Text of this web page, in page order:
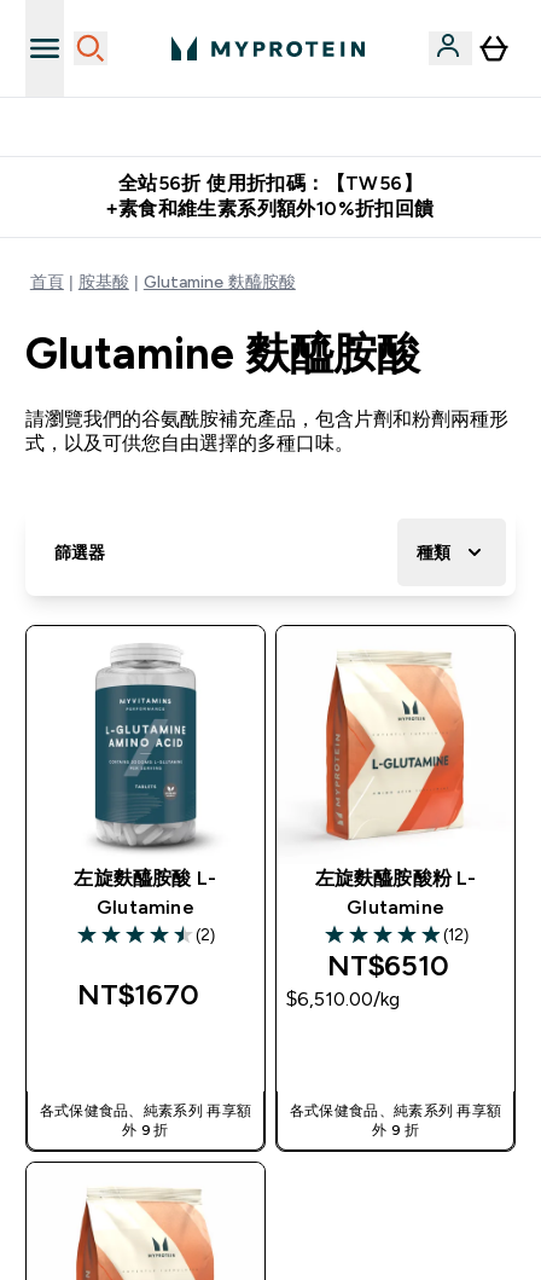
全站56折 使用折扣碼：【TW56】
+素食和維生素系列額外10%折扣回饋
首頁 胺基酸 Glutamine 麩醯胺酸
Glutamine 麩醯胺酸
請瀏覽我們的谷氨酰胺補充產品，包含片劑和粉劑兩種形
式，以及可供您自由選擇的多種口味。
篩選器 種類
左旋麩醯胺酸 L-
Glutamine
4.5 out of 5 stars
(2)
NT$1670‎
各式保健食品、純素系列 再享額
外 9 折
左旋麩醯胺酸粉 L-
Glutamine
4.92 out of 5 stars
(12)
NT$6510‎
$6,510.00‎/kg
各式保健食品、純素系列 再享額
外 9 折